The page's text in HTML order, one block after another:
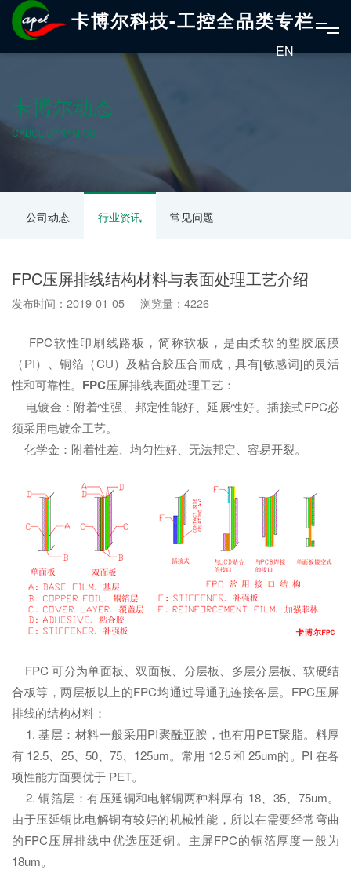
卡博尔科技-工控全品类专栏
EN
卡博尔动态
CABOL DYNAMICS
公司动态 行业资讯 常见问题
FPC压屏排线结构材料与表面处理工艺介绍
发布时间：2019-01-05 浏览量：4226
FPC软性印刷线路板，简称软板，是由柔软的塑胶底膜
（PI）、铜箔（CU）及粘合胶压合而成，具有[敏感词]的灵活
性和可靠性。 FPC压屏排线表面处理工艺：
电镀金：附着性强、邦定性能好、延展性好。插接式FPC必
须采用电镀金工艺。
化学金：附着性差、均匀性好、无法邦定、容易开裂。
FPC 可分为单面板、双面板、分层板、多层分层板、软硬结
合板等，两层板以上的FPC均通过导通孔连接各层。FPC压屏
排线的结构材料：
1. 基层：材料一般采用PI聚酰亚胺，也有用PET聚脂。料厚
有 12.5、25、50、75、125um。常用 12.5 和 25um的。PI 在各
项性能方面要优于 PET。
2. 铜箔层：有压延铜和电解铜两种料厚有 18、35、75um。
由于压延铜比电解铜有较好的机械性能，所以在需要经常弯曲
的FPC压屏排线中优选压延铜。主屏FPC的铜箔厚度一般为
18um。